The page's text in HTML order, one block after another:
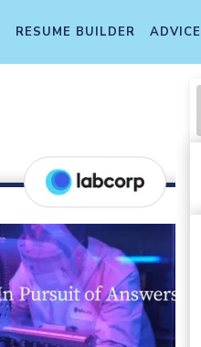
RESUME BUILDER ADVICE